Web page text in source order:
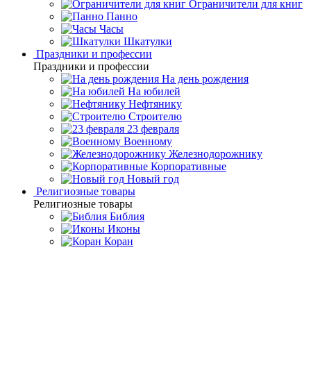
Ограничители для книг
Панно
Часы
Шкатулки
Праздники и профессии
Праздники и профессии
На день рождения
На юбилей
Нефтянику
Строителю
23 февраля
Военному
Железнодорожнику
Корпоративные
Новый год
Религиозные товары
Религиозные товары
Библия
Иконы
Коран